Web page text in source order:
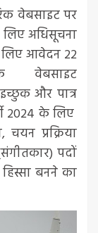
वेबसाइट पर
लिए अधिसूचना
लिए आवेदन 22
वेबसाइट
और पात्र
2024 के लिए
प्रक्रिया
पदों
बनने का